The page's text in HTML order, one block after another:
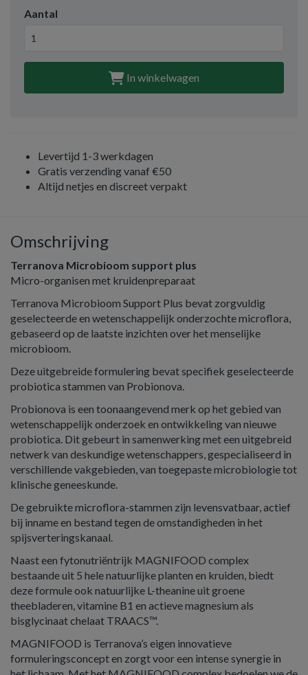
Aantal
In winkelwagen
Levertijd 1-3 werkdagen
Gratis verzending vanaf €50
Altijd netjes en discreet verpakt
Omschrijving
Terranova Microbioom support plus
Micro-organisen met kruidenpreparaat
Terranova Microbioom Support Plus bevat zorgvuldig
geselecteerde en wetenschappelijk onderzochte microflora,
gebaseerd op de laatste inzichten over het menselijke
microbioom.
Deze uitgebreide formulering bevat specifiek geselecteerde
probiotica stammen van Probionova.
Probionova is een toonaangevend merk op het gebied van
wetenschappelijk onderzoek en ontwikkeling van nieuwe
probiotica. Dit gebeurt in samenwerking met een uitgebreid
netwerk van deskundige wetenschappers, gespecialiseerd in
verschillende vakgebieden, van toegepaste microbiologie tot
klinische geneeskunde.
De gebruikte microflora-stammen zijn levensvatbaar, actief
bij inname en bestand tegen de omstandigheden in het
spijsverteringskanaal.
Naast een fytonutriëntrijk MAGNIFOOD complex
bestaande uit 5 hele natuurlijke planten en kruiden, biedt
deze formule ook natuurlijke L-theanine uit groene
theebladeren, vitamine B1 en actieve magnesium als
bisglycinaat chelaat TRAACS™.
MAGNIFOOD is Terranova’s eigen innovatieve
formuleringsconcept en zorgt voor een intense synergie in